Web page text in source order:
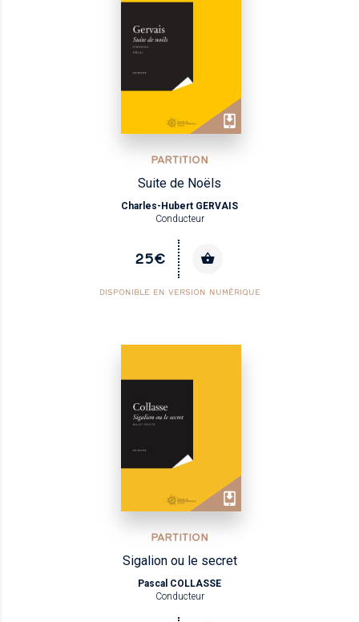
PARTITION
Suite de Noëls
Charles-Hubert GERVAIS
Conducteur
25€
DISPONIBLE EN VERSION NUMÉRIQUE
PARTITION
Sigalion ou le secret
Pascal COLLASSE
Conducteur